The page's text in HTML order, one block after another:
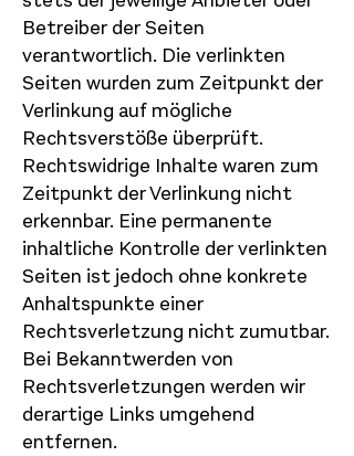
Betreiber der Seiten
verantwortlich. Die verlinkten
Seiten wurden zum Zeitpunkt der
Verlinkung auf mögliche
Rechtsverstöße überprüft.
Rechtswidrige Inhalte waren zum
Zeitpunkt der Verlinkung nicht
erkennbar. Eine permanente
inhaltliche Kontrolle der verlinkten
Seiten ist jedoch ohne konkrete
Anhaltspunkte einer
Rechtsverletzung nicht zumutbar.
Bei Bekanntwerden von
Rechtsverletzungen werden wir
derartige Links umgehend
entfernen.